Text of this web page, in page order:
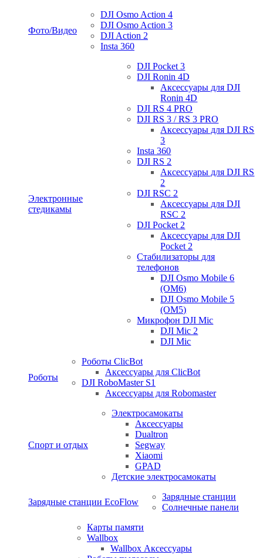
Фото/Видео
DJI Osmo Action 4
DJI Osmo Action 3
DJI Action 2
Insta 360
Электронные
стедикамы
DJI Pocket 3
DJI Ronin 4D
Аксессуары для DJI
Ronin 4D
DJI RS 4 PRO
DJI RS 3 / RS 3 PRO
Аксессуары для DJI RS
3
Insta 360
DJI RS 2
Аксессуары для DJI RS
2
DJI RSC 2
Аксессуары для DJI
RSC 2
DJI Pocket 2
Аксессуары для DJI
Pocket 2
Стабилизаторы для
телефонов
DJI Osmo Mobile 6
(OM6)
DJI Osmo Mobile 5
(OM5)
Микрофон DJI Mic
DJI Mic 2
DJI Mic
Роботы
Роботы ClicBot
Аксессуары для ClicBot
DJI RoboMaster S1
Аксессуары для Robomaster
Спорт и отдых
Электросамокаты
Аксессуары
Dualtron
Segway
Xiaomi
GPAD
Детские электросамокаты
Зарядные станции EcoFlow
Зарядные станции
Солнечные панели
Карты памяти
Wallbox
Wallbox Аксессуары